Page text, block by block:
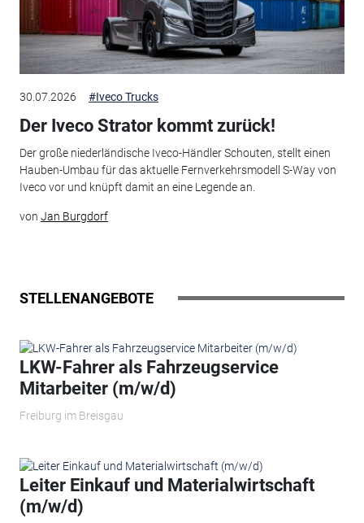
30.07.2026 #Iveco Trucks
Der Iveco Strator kommt zurück!
Der große niederländische Iveco-Händler Schouten, stellt einen
Hauben-Umbau für das aktuelle Fernverkehrsmodell S-Way von
Iveco vor und knüpft damit an eine Legende an.
von Jan Burgdorf
STELLENANGEBOTE
LKW-Fahrer als Fahrzeugservice
Mitarbeiter (m/w/d)
Freiburg im Breisgau
Leiter Einkauf und Materialwirtschaft
(m/w/d)